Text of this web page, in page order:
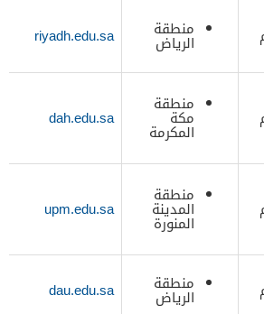
منطقة
الرياض riyadh.edu.sa
منطقة
مكة
المكرمة
dah.edu.sa
منطقة
المدينة
المنورة
upm.edu.sa
منطقة
الرياض dau.edu.sa